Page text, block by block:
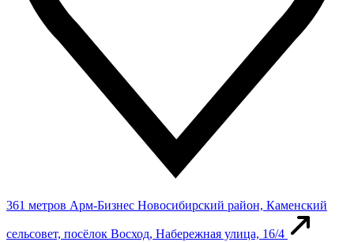
361 метров Арм-Бизнес Новосибирский район, Каменский
сельсовет, посёлок Восход, Набережная улица, 16/4